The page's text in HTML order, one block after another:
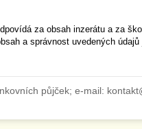
za obsah inzerátu a za
a správnost uvedených
půjček; e-mail: